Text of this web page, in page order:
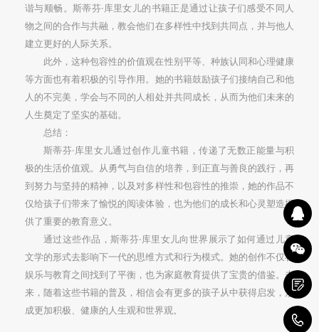
谐与顺畅。斯蒂芬·库里女儿的书籍正是通过让孩子们感受不同人
物之间的合作与共融，教会他们在多样性中找到共同点，并与他人
建立更好的人际关系。
此外，这种包容性的价值观在性别平等、种族认同和心理健康
等方面也有着积极的引导作用。她的书籍鼓励孩子们接纳自己和他
人的不完美，学会与不同的人相处并共同成长，从而为他们未来的
人生奠定了坚实的基础。
总结：
斯蒂芬·库里女儿通过创作儿童书籍，传递了无数正能量与积
极的生活价值观。从勇气与自信的培养，到正直与善良的践行，再
到努力与坚持的精神，以及对多样性和包容性的推崇，她的作品不
仅给孩子们带来了愉悦的阅读体验，也为他们的成长和心灵塑造提
供了重要的教育意义。
通过这些作品，斯蒂芬·库里女儿向世界展示了如何通过儿童
文学的形式去影响下一代的思维方式和行为模式。她的创作不仅在
娱乐与教育之间找到了平衡，也为家庭教育提供了宝贵的借鉴。未
来，随着这些书籍的普及，相信会有更多的孩子从中获得启发，形
成更加积极、健康的人生观和世界观。